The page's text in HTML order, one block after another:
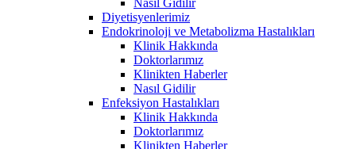
Diyetisyenlerimiz
Endokrinoloji ve Metabolizma Hastalıkları
Klinik Hakkında
Doktorlarımız
Klinikten Haberler
Nasıl Gidilir
Enfeksiyon Hastalıkları
Klinik Hakkında
Doktorlarımız
Klinikten Haberler